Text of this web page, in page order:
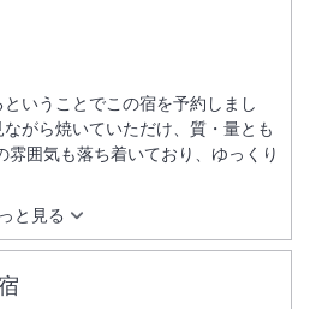
と見る
いうことでこの宿を予約しまし
がら焼いていただけ、質・量とも
雰囲気も落ち着いており、ゆっくり